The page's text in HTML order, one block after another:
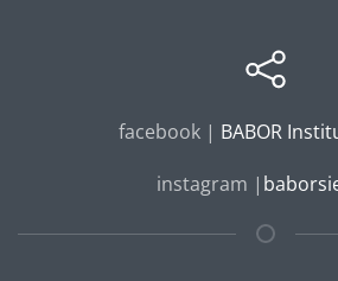
facebook | BABOR
instagram |